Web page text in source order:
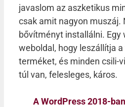
javaslom az aszketikus
csak amit nagyon muszáj.
bővítményt installálni. Egy
weboldal, hogy leszállítja
terméket, és minden csili-
túl van, felesleges, káros.
A WordPress 2018-